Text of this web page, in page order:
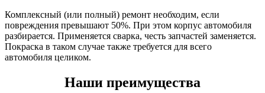
Комплексный (или полный) ремонт необходим, если
повреждения превышают 50%. При этом корпус автомобиля
разбирается. Применяется сварка, честь запчастей заменяется.
Покраска в таком случае также требуется для всего
автомобиля целиком.
Наши преимущества